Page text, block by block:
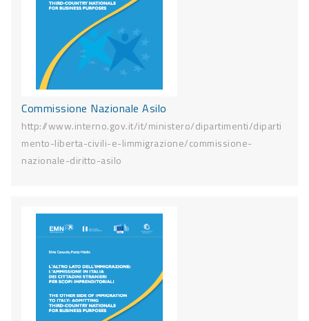
Commissione Nazionale Asilo
http://www.interno.gov.it/it/ministero/dipartimenti/diparti
mento-liberta-civili-e-limmigrazione/commissione-
nazionale-diritto-asilo